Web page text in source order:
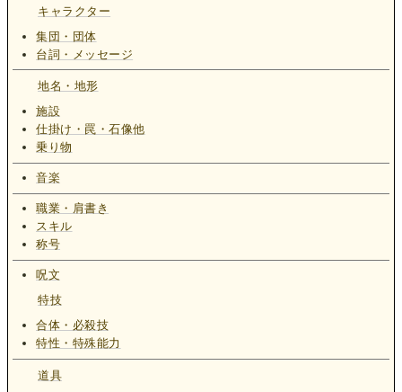
キャラクター
集団・団体
台詞・メッセージ
地名・地形
施設
仕掛け・罠・石像他
乗り物
音楽
職業・肩書き
スキル
称号
呪文
特技
合体・必殺技
特性・特殊能力
道具